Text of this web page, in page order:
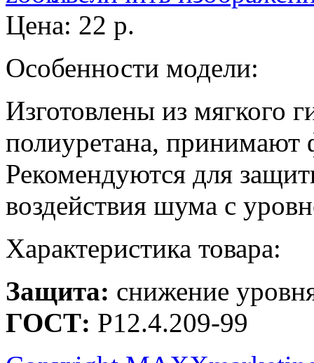
Цена: 22 р.
Особенности модели:
Изготовлены из мягкого
полиуретана, принимают
Рекомендуются для
воздействия шума с
Характеристика товара:
Защита: снижение
ГОСТ: Р12.4.209-99